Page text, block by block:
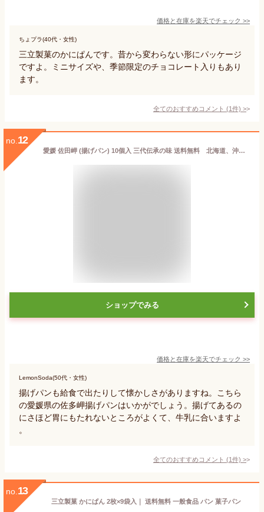
価格と在庫を楽天でチェック >>
ちょプラ(40代・女性)
三立製菓のかにぱんです。昔から変わらない形にパッケージ
ですよ。ミニサイズや、季節限定のチョコレート入りもあり
ます。
全てのおすすめコメント (1件) >
no. 12
愛媛 佐田岬 (揚げパン) 10個入 三代伝承の味 送料無料 北海道、沖縄、東北は別途送料 宇和海の幸問屋 愛媛百貨店
ショップでみる
価格と在庫を楽天でチェック >>
LemonSoda(50代・女性)
揚げパンも給食で出たりして懐かしさがありますね。こちら
の愛媛県の佐多岬揚げパンはいかがでしょう。揚げてあるの
にさほど胃にもたれないところがよくて、牛乳に合いますよ
。
全てのおすすめコメント (1件) >
no. 13
三立製菓 かにぱん 2枚×9袋入｜ 送料無料 一般食品 パン 菓子パン